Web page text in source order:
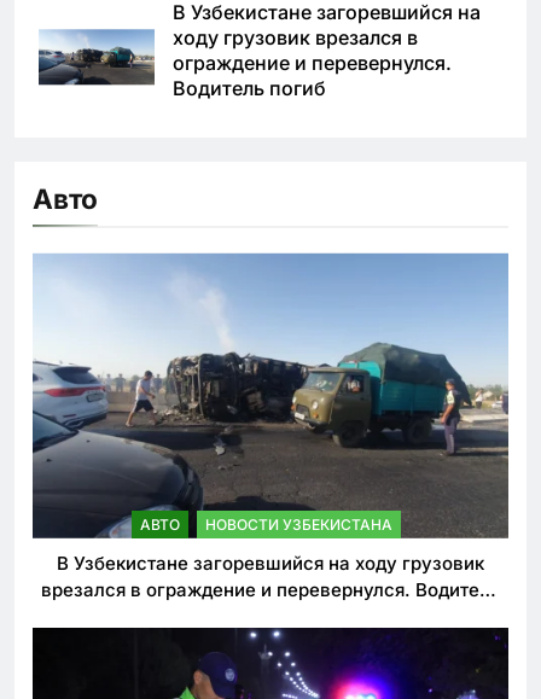
В Узбекистане загоревшийся на
ходу грузовик врезался в
ограждение и перевернулся.
Водитель погиб
Авто
АВТО НОВОСТИ УЗБЕКИСТАНА
В Узбекистане загоревшийся на ходу грузовик
врезался в ограждение и перевернулся. Водитель